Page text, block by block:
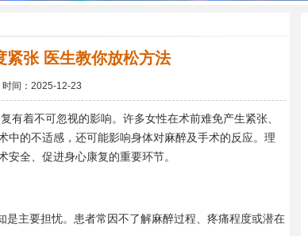
紧张 医生教你放松方法
时间：2025-12-23
有着不可忽视的影响。许多女性在术前难免产生紧张、
中的不适感，还可能影响身体对麻醉及手术的反应。理
全、促进身心康复的重要环节。
是主要担忧。患者常因不了解麻醉过程、疼痛程度或潜在